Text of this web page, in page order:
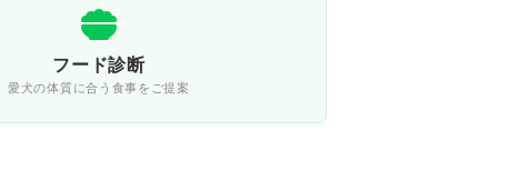
フード診断
愛犬の体質に合う食事をご提案